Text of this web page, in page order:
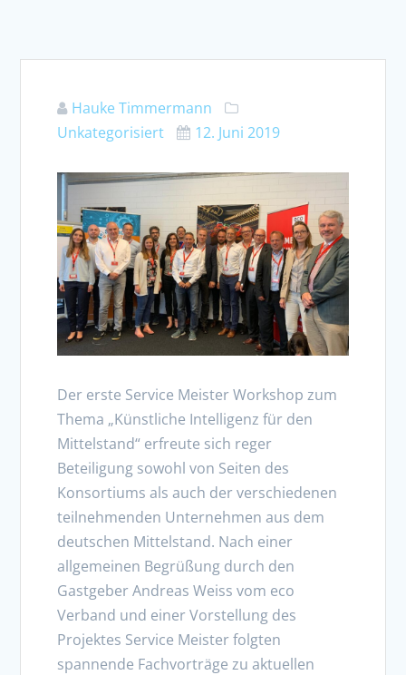
Hauke Timmermann
Unkategorisiert
12. Juni 2019
Der erste Service Meister Workshop zum
Thema „Künstliche Intelligenz für den
Mittelstand“ erfreute sich reger
Beteiligung sowohl von Seiten des
Konsortiums als auch der verschiedenen
teilnehmenden Unternehmen aus dem
deutschen Mittelstand. Nach einer
allgemeinen Begrüßung durch den
Gastgeber Andreas Weiss vom eco
Verband und einer Vorstellung des
Projektes Service Meister folgten
spannende Fachvorträge zu aktuellen